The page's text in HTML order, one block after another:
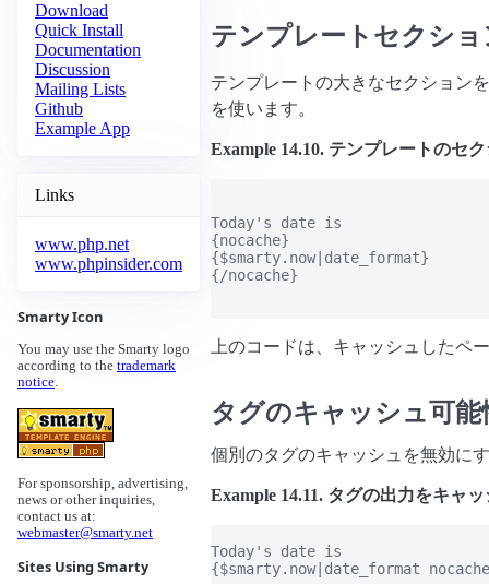
Download
Quick Install
Documentation
Discussion
Mailing Lists
Github
Example App
Links
www.php.net
www.phpinsider.com
Smarty Icon
You may use the Smarty logo
according to the trademark
notice.
For sponsorship, advertising,
news or other inquiries,
contact us at:
webmaster@smarty.net
Sites Using Smarty
テンプレートセクシ
テンプレートの大きなセクション
を使います。
Example 14.10. テンプレートのセ
Today's date is
{nocache}
{$smarty.now|date_format}
{/nocache}
上のコードは、キャッシュしたペ
タグのキャッシュ可能
個別のタグのキャッシュを無効に
Example 14.11. タグの出力をキャ
Today's date is
{$smarty.now|date_format